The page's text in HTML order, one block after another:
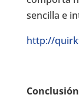
sencilla e
http://
Conclusión